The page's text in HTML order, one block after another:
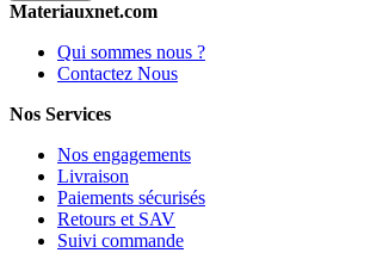
Materiauxnet.com
Qui sommes nous ?
Contactez Nous
Nos Services
Nos engagements
Livraison
Paiements sécurisés
Retours et SAV
Suivi commande